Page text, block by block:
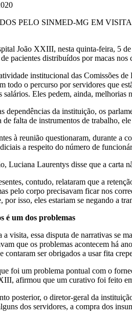
PELO SINMED-MG EM
João XXIII, nesta quinta-feira, 5
de pacientes distribuídos por macas
institucional das Comissões
todo o percurso por servidores que
salários. Eles pedem, ainda,
dependências da instituição, os
de falta de instrumentos de trabalho,
à reunião questionaram, durante a
a respeito do número de
Luciana Laurentys disse que a carta
contudo, relataram que a
pelo corpo precisavam ficar nos
por isso, eles estariam se negando a
é um dos problemas
visita, essa disputa de narrativas se
que os problemas acontecem há
contaram ser obrigados a usar fita
foi um problema pontual com o
afirmou que um curativo foi feito
posterior, o diretor-geral da
dos servidores, a compra dos